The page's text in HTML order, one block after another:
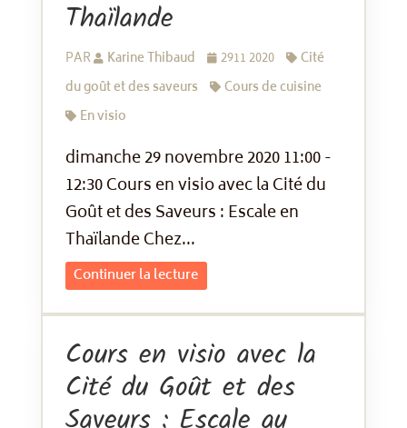
Thaïlande
PAR Karine Thibaud 2911 2020
Cité
du goût et des saveurs
Cours de cuisine
En visio
dimanche 29 novembre 2020 11:00 -
12:30 Cours en visio avec la Cité du
Goût et des Saveurs : Escale en
Thaïlande Chez...
Continuer la lecture
Cours en visio avec la
Cité du Goût et des